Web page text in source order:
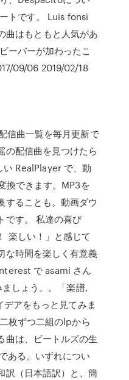
トです。 Luis fonsi
はもともと人気があ
ーバーが加わったこ
09/06 2019/02/18
信曲一覧を毎月更新で
の配信曲を見つけたら
RealPlayer で、動
換できます。MP3を
することも。動画ダウ
です。 私達の喜び
楽しい！」と感じて
な時間を楽しく有意義
で asami さん
しょう。。「楽譜,
アをもっと見てみま
枚ずつ二組のlpから
曲は、ビートルズの生
ある。いずれについ
訳（日本語訳）と、簡